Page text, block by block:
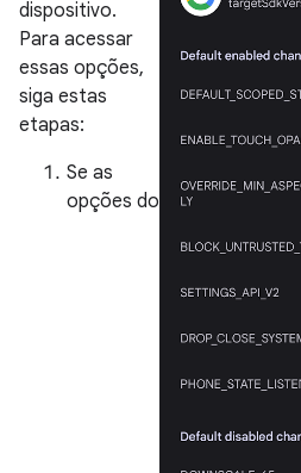
dispositivo.
Para acessar
essas opções,
siga estas
etapas:
Se as
opções do